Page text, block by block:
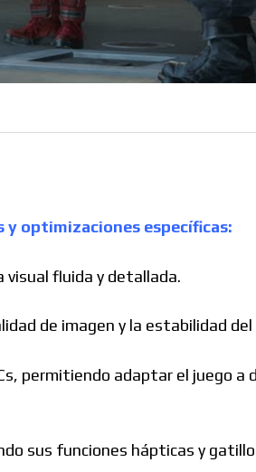
y optimizaciones específicas:
visual fluida y detallada.
de imagen y la estabilidad
permitiendo adaptar el juego a
sus funciones hápticas y